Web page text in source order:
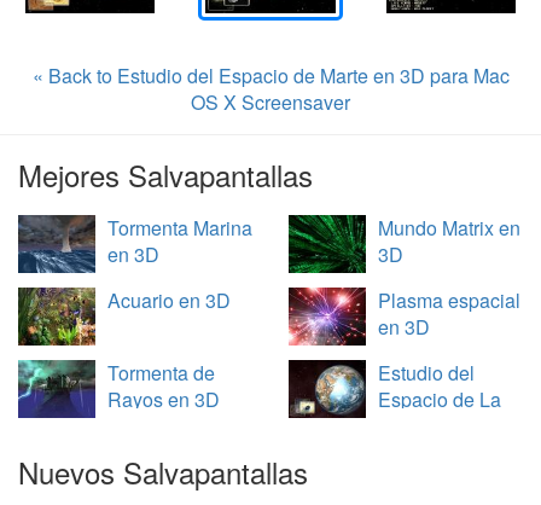
« Back to Estudio del Espacio de Marte en 3D para Mac
OS X Screensaver
Mejores Salvapantallas
Tormenta Marina
en 3D
Mundo Matrix en
3D
Acuario en 3D
Plasma espacial
en 3D
Tormenta de
Rayos en 3D
Estudio del
Espacio de La
Nuevos Salvapantallas